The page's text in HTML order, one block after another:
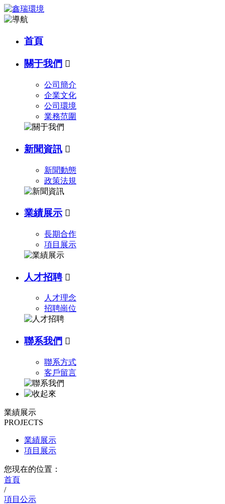
首頁
關于我們 
公司簡介
企業文化
公司環境
業務范圍
新聞資訊 
新聞動態
政策法規
業績展示 
長期合作
項目展示
人才招聘 
人才理念
招聘崗位
聯系我們 
聯系方式
客戶留言
業績展示
PROJECTS
業績展示
項目展示
您現在的位置：
首頁
/
項目公示